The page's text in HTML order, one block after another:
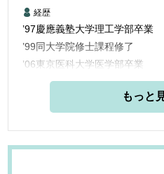
経歴
’97慶應義塾大学理工学部卒業
’99同大学院修士課程修了
’06東京医科大学医学部卒業
’06三楽病院臨床研修医
’08三楽病院整形外科他勤務
’13愛知医科大学学際的痛みセ
’15米国ペインマネジメント＆